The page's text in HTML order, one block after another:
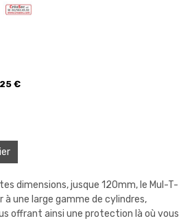
€
dimensions, jusque 120mm, le Mul-T-
à une large gamme de cylindres,
offrant ainsi une protection là où vous